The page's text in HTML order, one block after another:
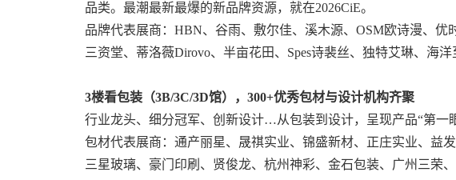
品类。最潮最新最爆的新品牌资源，就在2026CiE。
品牌代表展商：HBN、谷雨、敷尔佳、溪木源、OSM欧诗漫、优
三资堂、蒂洛薇Dirovo、半亩花田、Spes诗裴丝、独特艾琳、海
3楼看包装（3B/3C/3D馆）， 300+优秀包材与设计机构齐聚
行业龙头、细分冠军、创新设计…从包装到设计，呈现产品“第一
包材代表展商：通产丽星、晟祺实业、锦盛新材、正庄实业、益
三星玻璃、豪门印刷、贤俊龙、杭州神彩、金石包装、广州三荣